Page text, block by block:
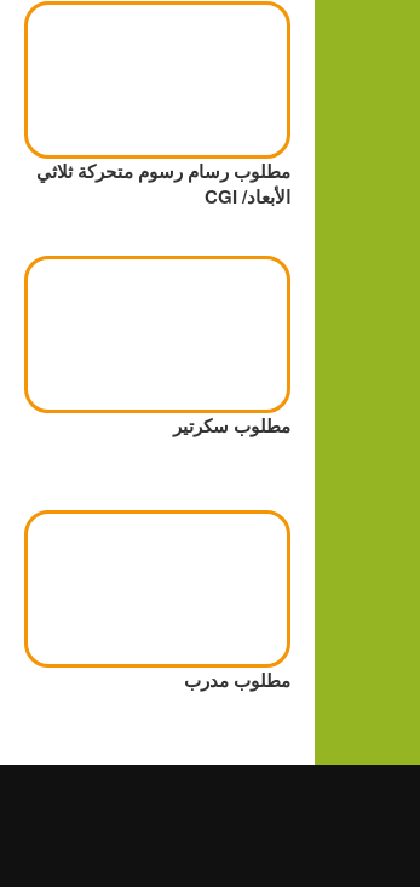
مطلوب رسام رسوم متحركة ثلاثي
الأبعاد/ CGI
مطلوب سكرتير
مطلوب مدرب